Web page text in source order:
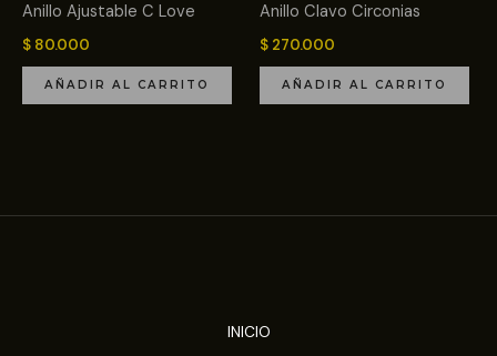
Anillo Ajustable C Love
$ 80.000
AÑADIR AL CARRITO
Anillo Clavo Circonias
$ 270.000
AÑADIR AL CARRITO
INICIO